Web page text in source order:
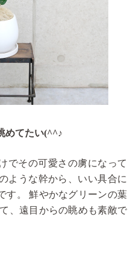
めてたい(^^♪
でその可愛さの虜になって
ような幹から、いい具合に
す。
鮮やかなグリーンの葉
、遠目からの眺めも素敵で